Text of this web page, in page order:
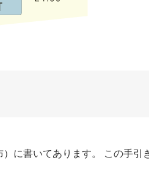
に書いてあります。 この手引